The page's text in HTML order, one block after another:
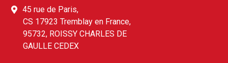
45 rue de Paris,
CS 17923 Tremblay en France,
95732, ROISSY CHARLES DE
GAULLE CEDEX